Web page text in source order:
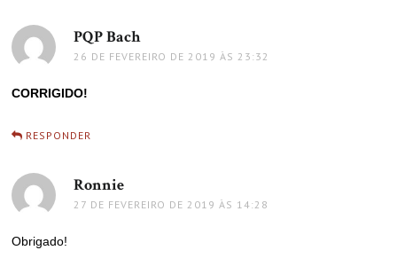
PQP Bachdisse:
26 DE FEVEREIRO DE 2019 ÀS 23:32
CORRIGIDO!
RESPONDER
Ronnie
27 DE FEVEREIRO DE 2019 ÀS 14:28
Obrigado!